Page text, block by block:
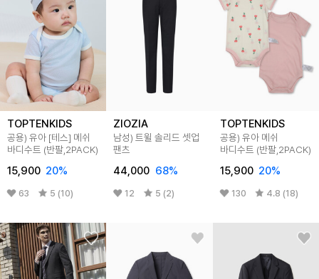
TOPTENKIDS
공용) 유아 [테스] 메쉬
바디수트 (반팔,2PACK)
15,900 20%
63 5 (10)
ZIOZIA
남성) 트윌 솔리드 셋업
팬츠
44,000 68%
12 5 (2)
TOPTENKIDS
공용) 유아 메쉬
바디수트 (반팔,2PACK)
15,900 20%
130 4.8 (18)